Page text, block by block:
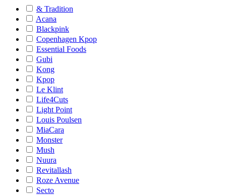
& Tradition
Acana
Blackpink
Copenhagen Kpop
Essential Foods
Gubi
Kong
Kpop
Le Klint
Life4Cuts
Light Point
Louis Poulsen
MiaCara
Monster
Mush
Nuura
Revitallash
Roze Avenue
Secto